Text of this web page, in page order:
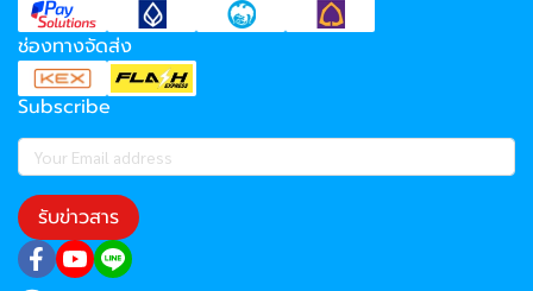
ช่องทางจัดส่ง
Subscribe
รับข่าวสาร